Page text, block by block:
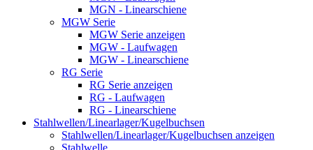
MGN - Linearschiene
MGW Serie
MGW Serie anzeigen
MGW - Laufwagen
MGW - Linearschiene
RG Serie
RG Serie anzeigen
RG - Laufwagen
RG - Linearschiene
Stahlwellen/Linearlager/Kugelbuchsen
Stahlwellen/Linearlager/Kugelbuchsen anzeigen
Stahlwelle